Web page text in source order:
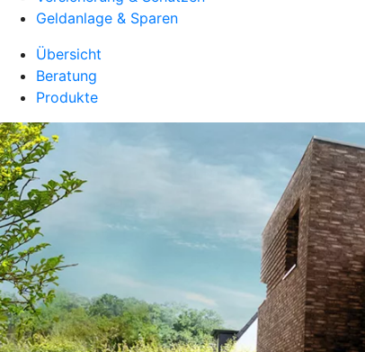
Geldanlage & Sparen
Übersicht
Beratung
Produkte